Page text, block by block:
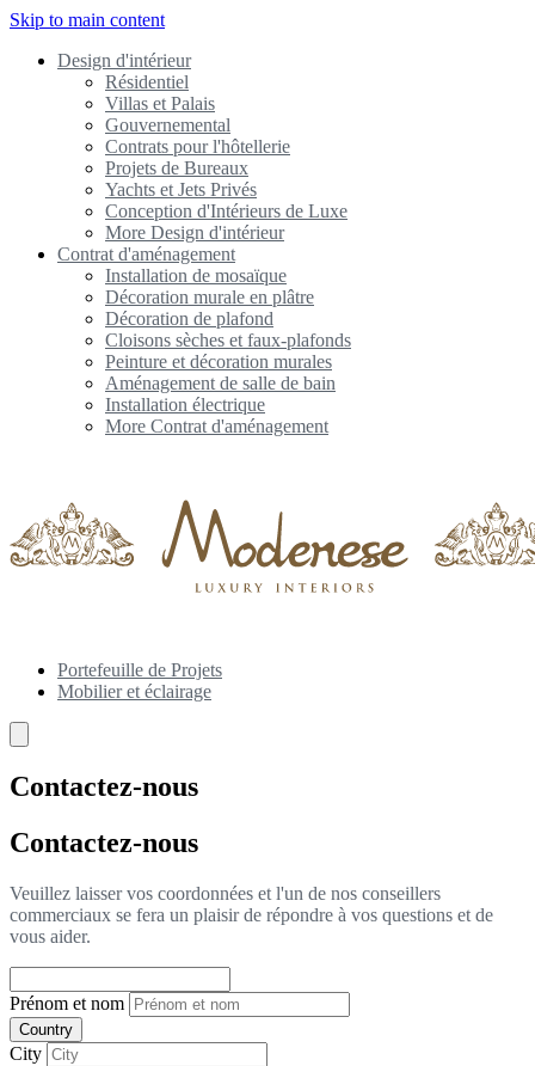
Skip to main content
Design d'intérieur
Résidentiel
Villas et Palais
Gouvernemental
Contrats pour l'hôtellerie
Projets de Bureaux
Yachts et Jets Privés
Conception d'Intérieurs de Luxe
More Design d'intérieur
Contrat d'aménagement
Installation de mosaïque
Décoration murale en plâtre
Décoration de plafond
Cloisons sèches et faux-plafonds
Peinture et décoration murales
Aménagement de salle de bain
Installation électrique
More Contrat d'aménagement
Portefeuille de Projets
Mobilier et éclairage
Contactez-nous
Contactez-nous
Veuillez laisser vos coordonnées et l'un de nos conseillers
commerciaux se fera un plaisir de répondre à vos questions et de
vous aider.
Prénom et nom
Country
City